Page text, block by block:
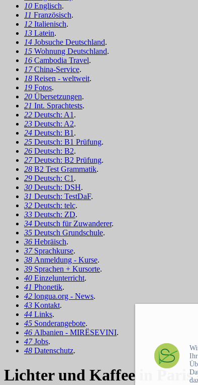
10 Englisch.
11 Französisch.
12 Italienisch.
13 Latein.
14 Jobsuche Deutschland.
15 Wohnung Deutschland.
16 Cambodia Travel.
17China-Service.
18 Reisen - weltweit.
19 Fotos.
20 Übersetzungen.
21 Int. Sprachtests.
22 Deutsch: A1 .
23 Deutsch: A2.
24 Deutsch: B1 .
25 Deutsch: B1 Prüfung.
26 Deutsch: B2.
27Deutsch: B2 Prüfung.
28 B2 Test Grammatik.
29 Deutsch: C1 .
30 Deutsch: DSH.
31 Deutsch: TestDaF.
32 Deutsch: telc.
33 Deutsch: ZD.
34 Deutsch für Zuwanderer.
35 Deutsch Grundschule.
36 Hebräisch.
37 Sprachkurse.
38 Anmeldung - Kurse.
39 Sprachen + Kursorte.
40 Einzelunterricht.
41 Phonetik.
42 longua.org - News.
43 Kontakt.
44 Links.
45 Sonderangebote.
46 Albanien - MIRËSEVINI.
47Jobs.
48 Datenschutz.
Lichter und Kaffee in Paris